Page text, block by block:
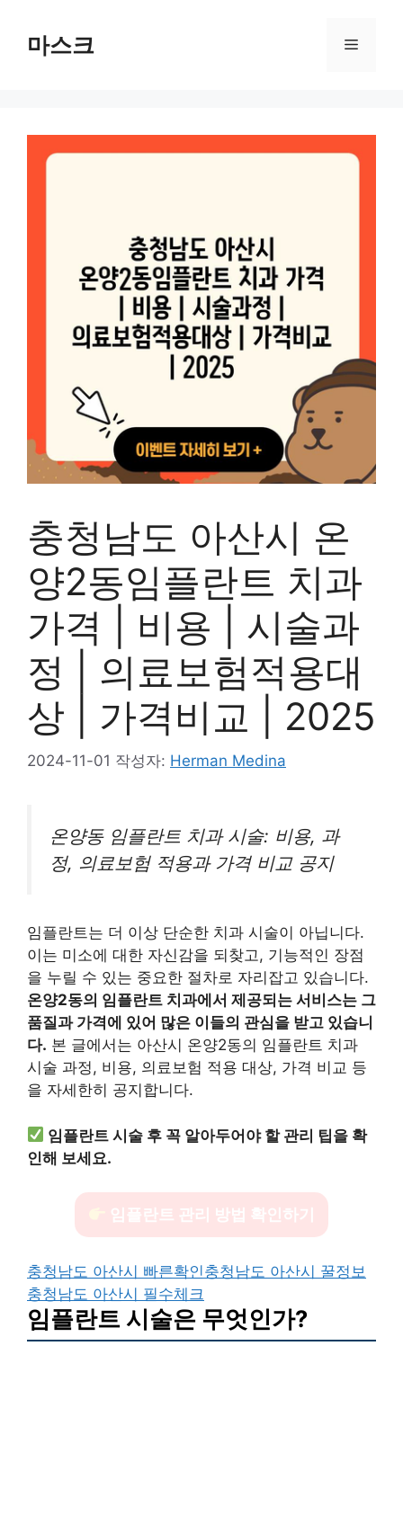
마스크 메
충청남도 아산시 온
양2동임플란트 치과
가격 | 비용 | 시술과
정 | 의료보험적용대
상 | 가격비교 | 2025
2024-11-01 작성자: Herman Medina
온양동 임플란트 치과 시술: 비용, 과
정, 의료보험 적용과 가격 비교 공지
임플란트는 더 이상 단순한 치과 시술이 아닙니다.
이는 미소에 대한 자신감을 되찾고, 기능적인 장점
을 누릴 수 있는 중요한 절차로 자리잡고 있습니다.
온양2동의 임플란트 치과에서 제공되는 서비스는 그
품질과 가격에 있어 많은 이들의 관심을 받고 있습니
다. 본 글에서는 아산시 온양2동의 임플란트 치과
시술 과정, 비용, 의료보험 적용 대상, 가격 비교 등
을 자세한히 공지합니다.
임플란트 시술 후 꼭 알아두어야 할 관리 팁을 확
인해 보세요.
임플란트 관리 방법 확인하기
충청남도 아산시 빠른확인충청남도 아산시 꿀정보
충청남도 아산시 필수체크
임플란트 시술은 무엇인가?